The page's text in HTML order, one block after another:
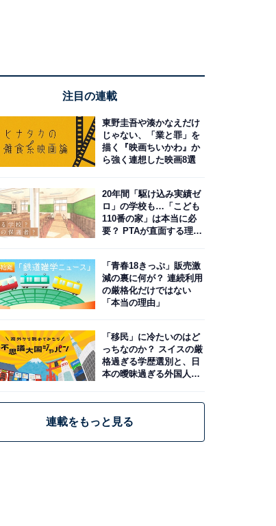
注目の連載
東野圭吾や湊かなえだけ
じゃない、「業と罪」を
描く『映画ちいかわ』か
ら強く連想した映画8選
20年間「駆け込み実績ゼ
ロ」の学校も…「こども
110番の家」は本当に必
要？ PTAが直面する理想
「青春18きっぷ」販売激
減の裏に何が？ 連続利用
の厳格化だけではない
「本当の理由」
「移民」に冷たいのはど
っちなのか？ スイスの厳
格過ぎる学歴選別と、日
本の曖昧過ぎる外国人政
連載をもっと見る